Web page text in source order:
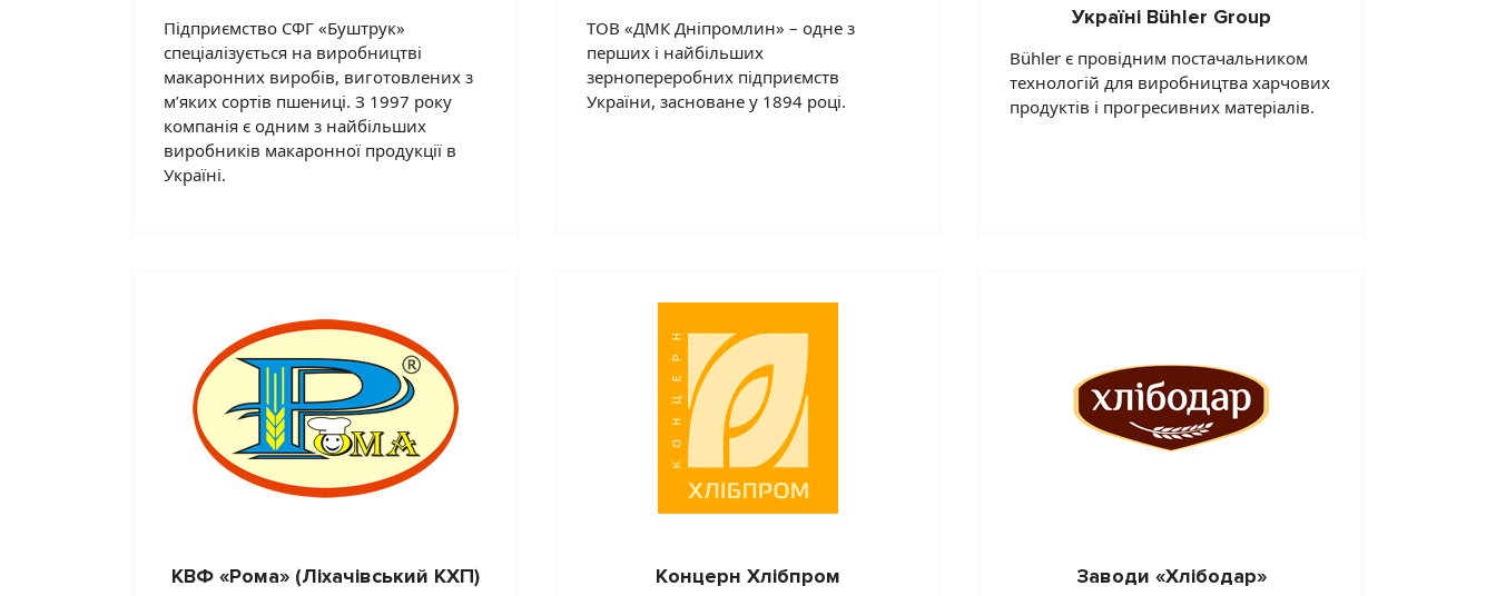
Підприємство СФГ «Буштрук»
спеціалізується на виробництві
макаронних виробів, виготовлених з
м’яких сортів пшениці. З 1997 року
компанія є одним з найбільших
виробників макаронної продукції в
Україні.
ТОВ «ДМК Дніпромлин» – одне з
перших і найбільших
зернопереробних підприємств
України, засноване у 1894 році.
Україні Bühler Group
Bühler є провідним постачальником
технологій для виробництва харчових
продуктів і прогресивних матеріалів.
КВФ «Рома» (Ліхачівський КХП) Концерн Хлібпром Заводи «Хлібодар»